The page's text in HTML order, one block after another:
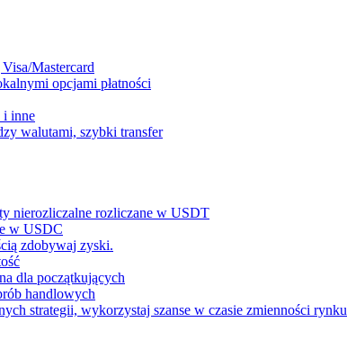
Mastercard
opcjami płatności
i inne
walutami, szybki transfer
nierozliczalne rozliczane w USDT
w USDC
zdobywaj zyski.
dla początkujących
handlowych
strategii, wykorzystaj szanse w czasie zmienności rynku